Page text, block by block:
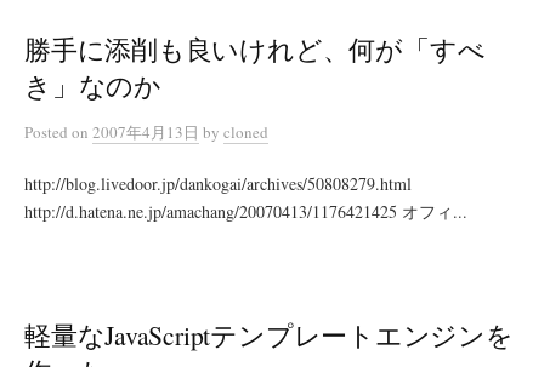
勝手に添削も良いけれど、何が「すべ
き」なのか
Posted on 2007年4月13日 by cloned
http://blog.livedoor.jp/dankogai/archives/50808279.html
http://d.hatena.ne.jp/amachang/20070413/1176421425 オフィ...
軽量なJavaScriptテンプレートエンジンを